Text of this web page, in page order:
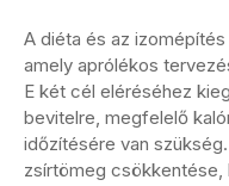
A diéta és az
amely aprólékos
E két cél eléréséhez
bevitelre, megfelelő
időzítésére van
zsírtömeg csökkentése,